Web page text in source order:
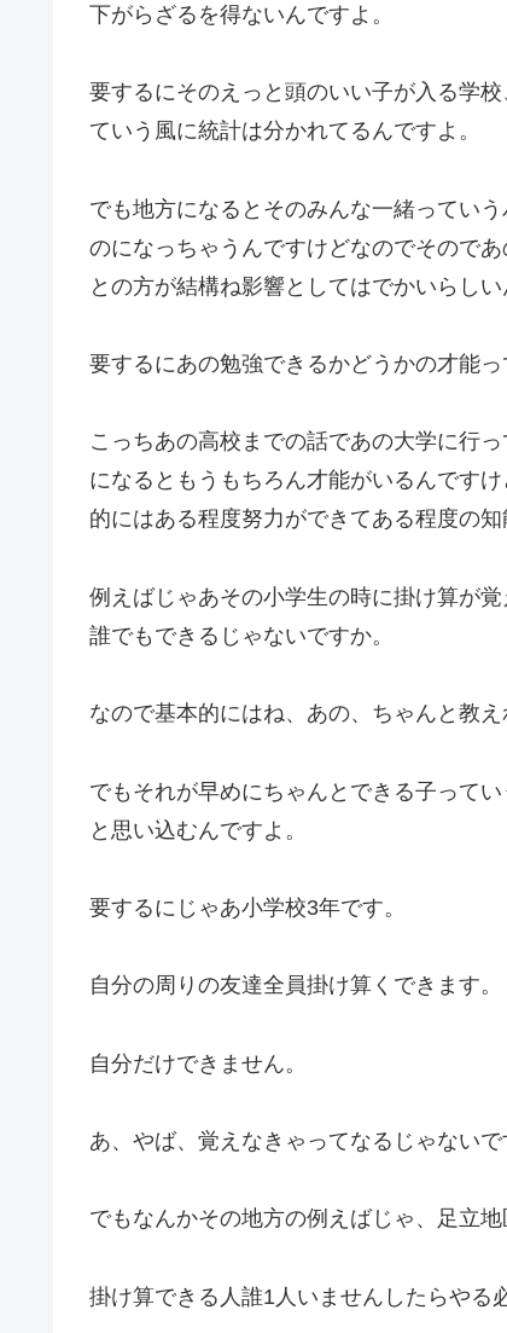
下がらざるを得ないんですよ。
要するにそのえっと頭のいい子が入る学
ていう風に統計は分かれてるんですよ。
でも地方になるとそのみんな一緒ってい
のになっちゃうんですけどなのでそので
との方が結構ね影響としてはでかいらしい
要するにあの勉強できるかどうかの才能
こっちあの高校までの話であの大学に行
になるともうもちろん才能がいるんです
的にはある程度努力ができてある程度の
例えばじゃあその小学生の時に掛け算が
誰でもできるじゃないですか。
なので基本的にはね、あの、ちゃんと教
でもそれが早めにちゃんとできる子って
と思い込むんですよ。
要するにじゃあ小学校3年です。
自分の周りの友達全員掛け算くできます。
自分だけできません。
あ、やば、覚えなきゃってなるじゃないで
でもなんかその地方の例えばじゃ、足立
掛け算できる人誰1人いませんしたらやる